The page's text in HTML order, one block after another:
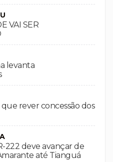
VAI SER
levanta
rever concessão dos
222 deve avançar de
até Tianguá